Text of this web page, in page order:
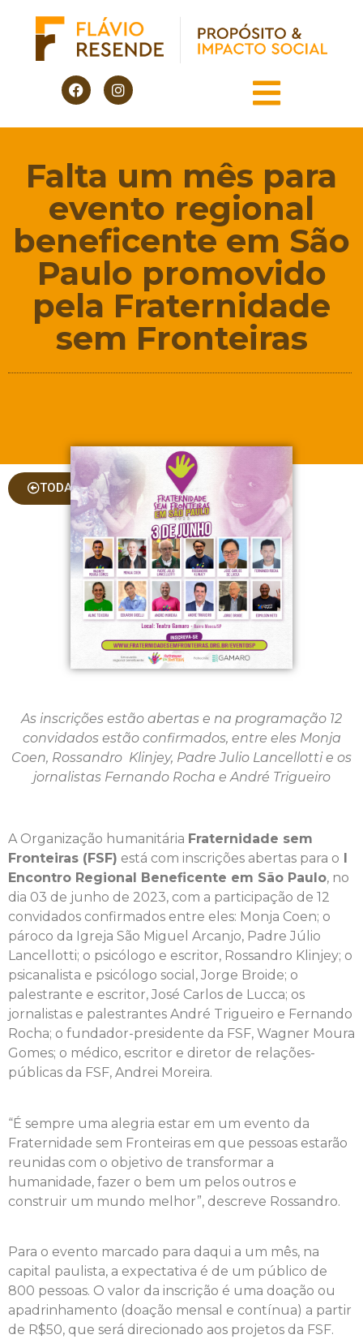
Falta um mês para
evento regional
beneficente em São
Paulo promovido
pela Fraternidade
sem Fronteiras
TODAS AS COLUNAS
As inscrições estão abertas e na programação 12
convidados estão confirmados, entre eles Monja
Coen, Rossandro Klinjey, Padre Julio Lancellotti e os
jornalistas Fernando Rocha e André Trigueiro
A Organização humanitária Fraternidade sem
Fronteiras (FSF) está com inscrições abertas para o
Encontro Regional Beneficente em São Paulo, no
dia 03 de junho de 2023, com a participação de 12
convidados confirmados entre eles: Monja Coen; o
pároco da Igreja São Miguel Arcanjo, Padre Júlio
Lancellotti; o psicólogo e escritor, Rossandro Klinjey; o
psicanalista e psicólogo social, Jorge Broide; o
palestrante e escritor, José Carlos de Lucca; os
jornalistas e palestrantes André Trigueiro e Fernando
Rocha; o fundador-presidente da FSF, Wagner Moura
Gomes; o médico, escritor e diretor de relações-
públicas da FSF, Andrei Moreira.
“É sempre uma alegria estar em um evento da
Fraternidade sem Fronteiras em que pessoas estarão
reunidas com o objetivo de transformar a
humanidade, fazer o bem um pelos outros e
construir um mundo melhor”, descreve Rossandro.
Para o evento marcado para daqui a um mês, na
capital paulista, a expectativa é de um público de
800 pessoas. O valor da inscrição é uma doação ou
apadrinhamento (doação mensal e contínua) a partir
de R$50, que será direcionado aos projetos da FSF.